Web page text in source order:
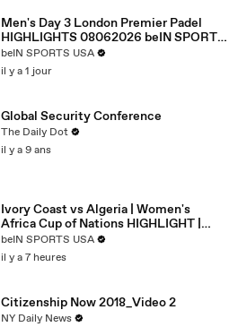
Men's Day 3 London Premier Padel
HIGHLIGHTS 08062026 beIN SPORTS
USA.mp4
beIN SPORTS USA
il y a 1 jour
Global Security Conference
The Daily Dot
il y a 9 ans
Ivory Coast vs Algeria | Women's
Africa Cup of Nations HIGHLIGHT |
08/08/2026 | beIN Sports USA
beIN SPORTS USA
il y a 7 heures
Citizenship Now 2018_Video 2
NY Daily News